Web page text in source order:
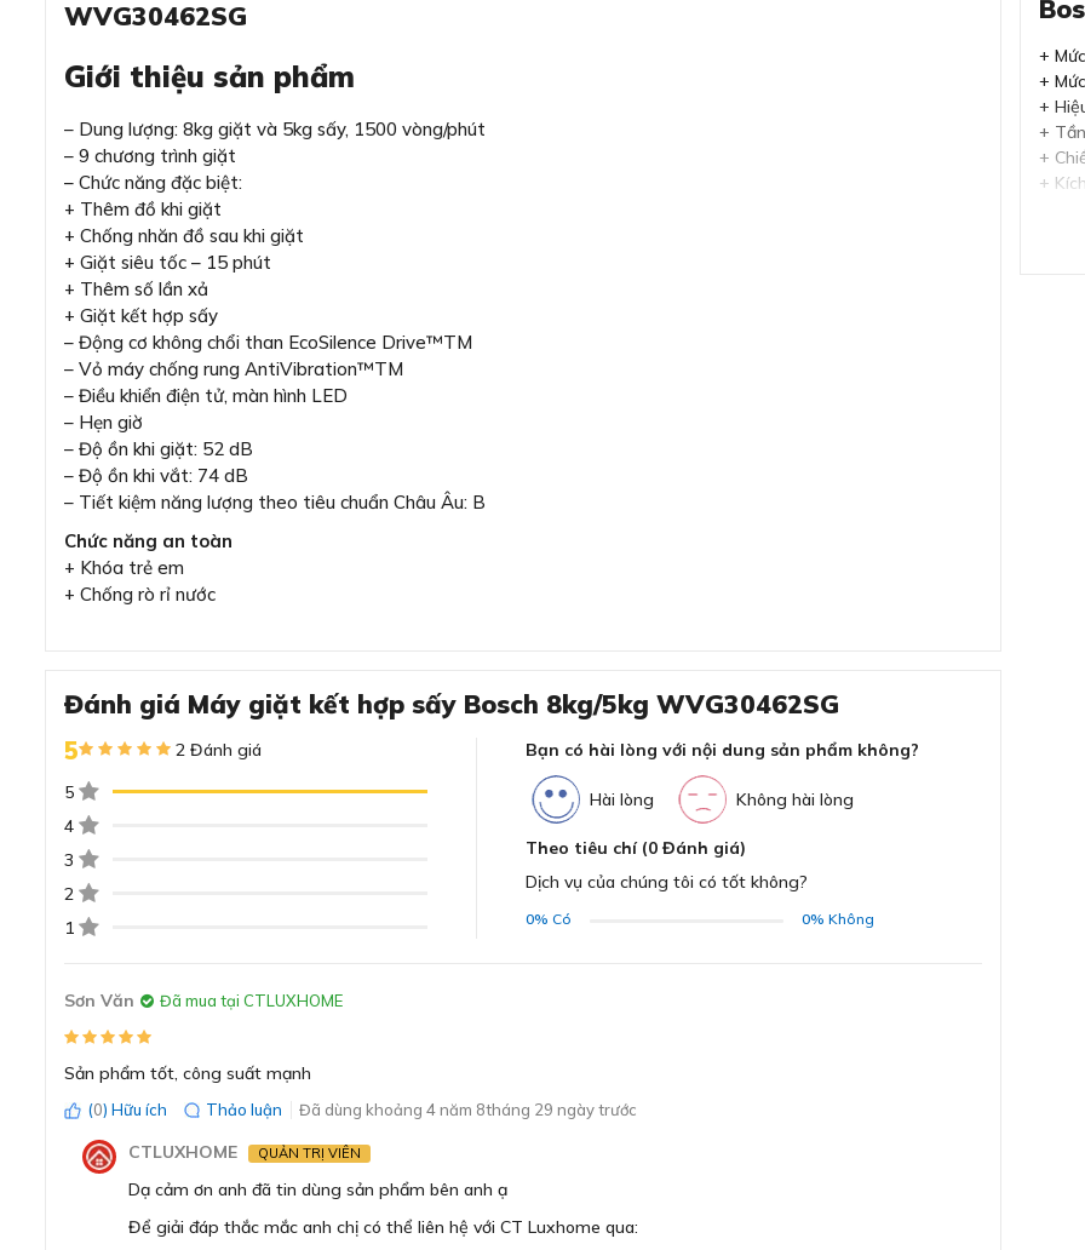
WVG30462SG
Giới thiệu sản phẩm
– Dung lượng: 8kg giặt và 5kg sấy, 1500 vòng/phút
– 9 chương trình giặt
– Chức năng đặc biệt:
+ Thêm đồ khi giặt
+ Chống nhăn đồ sau khi giặt
+ Giặt siêu tốc – 15 phút
+ Thêm số lần xả
+ Giặt kết hợp sấy
– Động cơ không chổi than EcoSilence Drive™TM
– Vỏ máy chống rung AntiVibration™TM
– Điều khiển điện tử, màn hình LED
– Hẹn giờ
– Độ ồn khi giặt: 52 dB
– Độ ồn khi vắt: 74 dB
– Tiết kiệm năng lượng theo tiêu chuẩn Châu Âu: B
Chức năng an toàn
+ Khóa trẻ em
+ Chống rò rỉ nước
Đánh giá Máy giặt kết hợp sấy Bosch 8kg/5kg WVG30462SG
5
2 Đánh giá
5
4
3
2
1
Bạn có hài lòng với nội dung sản phẩm không?
Hài lòng Không hài lòng
Theo tiêu chí (0 Đánh giá)
Dịch vụ của chúng tôi có tốt không?
0% Có 0% Không
Sơn Văn Đã mua tại CTLUXHOME
Sản phẩm tốt, công suất mạnh
(0) Hữu ích Thảo luận Đã dùng khoảng 4 năm 8tháng 29 ngày trước
CTLUXHOME QUẢN TRỊ VIÊN
Dạ cảm ơn anh đã tin dùng sản phẩm bên anh ạ
Để giải đáp thắc mắc anh chị có thể liên hệ với CT Luxhome qua:
+
+
+
+
+
+
Chúng tôi sẽ liên hệ lại ngay sau khi nhận được thông tin